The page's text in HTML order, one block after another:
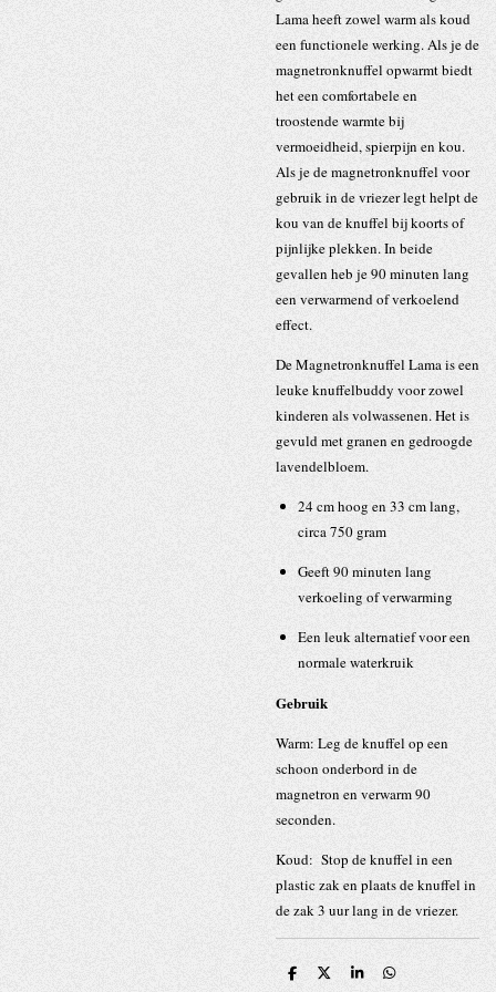
Lama heeft zowel warm als koud
een functionele werking. Als je de
magnetronknuffel opwarmt biedt
het een comfortabele en
troostende warmte bij
vermoeidheid, spierpijn en kou.
Als je de magnetronknuffel voor
gebruik in de vriezer legt helpt de
kou van de knuffel bij koorts of
pijnlijke plekken. In beide
gevallen heb je 90 minuten lang
een verwarmend of verkoelend
effect.
De Magnetronknuffel Lama is een
leuke knuffelbuddy voor zowel
kinderen als volwassenen. Het is
gevuld met granen en gedroogde
lavendelbloem.
24 cm hoog en 33 cm lang,
circa 750 gram
Geeft 90 minuten lang
verkoeling of verwarming
Een leuk alternatief voor een
normale waterkruik
Gebruik
Warm: Leg de knuffel op een
schoon onderbord in de
magnetron en verwarm 90
seconden.
Koud: Stop de knuffel in een
plastic zak en plaats de knuffel in
de zak 3 uur lang in de vriezer.
D
D
S
D